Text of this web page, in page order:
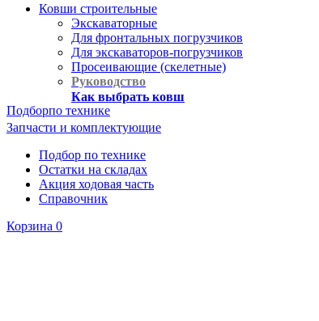
Ковши строительные
Экскаваторные
Для фронтальных погрузчиков
Для экскаваторов-погрузчиков
Просеивающие (скелетные)
Руководство
Как выбрать ковш
Подборпо технике
Запчасти и комплектующие
Подбор по технике
Остатки на складах
Акция ходовая часть
Справочник
Корзина 0